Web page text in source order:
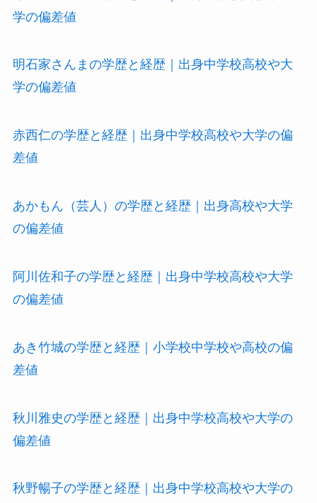
学の偏差値
明石家さんまの学歴と経歴｜出身中学校高校や大
学の偏差値
赤西仁の学歴と経歴｜出身中学校高校や大学の偏
差値
あかもん（芸人）の学歴と経歴｜出身高校や大学
の偏差値
阿川佐和子の学歴と経歴｜出身中学校高校や大学
の偏差値
あき竹城の学歴と経歴｜小学校中学校や高校の偏
差値
秋川雅史の学歴と経歴｜出身中学校高校や大学の
偏差値
秋野暢子の学歴と経歴｜出身中学校高校や大学の